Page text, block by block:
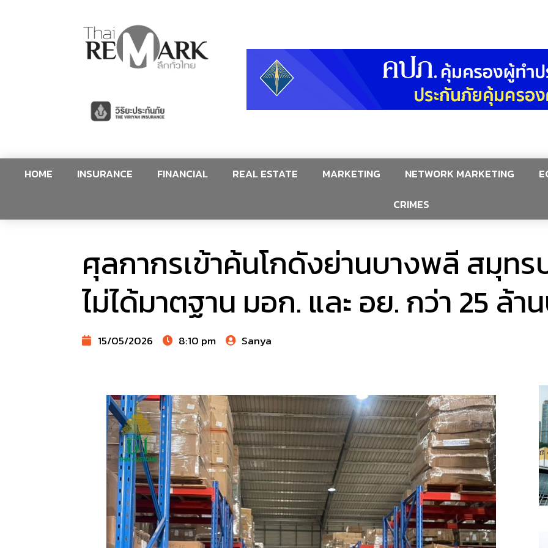
HOME INSURANCE FINANCIAL REAL ESTATE MARKETING NETWORK MARKETING
CRIMES
ศุลกากรเข้าค้นโกดังย่านบางพลี สมุท
ไม่ได้มาตฐาน มอก. และ อย. กว่า 25 ล้า
15/05/2026 8:10 pm Sanya